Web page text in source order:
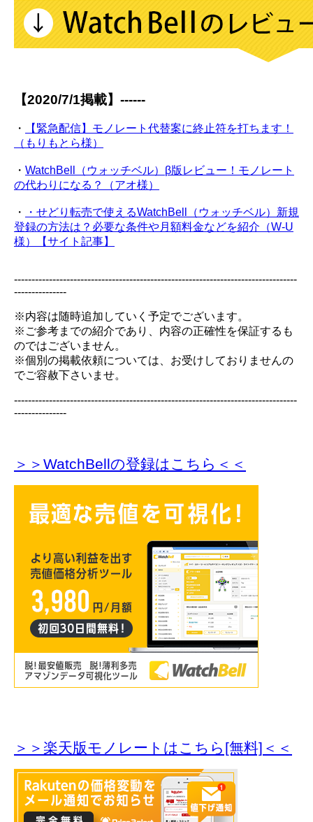
【2020/7/1掲載】------
・
【緊急配信】モノレート代替案に終止符を打ちます！
（もりもとら様）
・ WatchBell（ウォッチベル）β版レビュー！モノレート
の代わりになる？（アオ様）
・
・せどり転売で使えるWatchBell（ウォッチベル）新規
登録の方法は？必要な条件や月額料金などを紹介（W-U
様）【サイト記事】
---------------------------------------------------------------------------------
---------------
※内容は随時追加していく予定でございます。
※ご参考までの紹介であり、内容の正確性を保証するも
のではございません。
※個別の掲載依頼については、お受けしておりませんの
でご容赦下さいませ。
---------------------------------------------------------------------------------
---------------
＞＞WatchBellの登録はこちら＜＜
＞＞楽天版モノレートはこちら[無料]＜＜